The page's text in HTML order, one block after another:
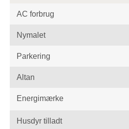
AC forbrug
Nymalet
Parkering
Altan
Energimærke
Husdyr tilladt